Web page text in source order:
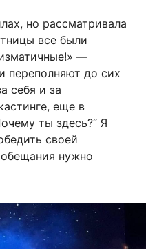
но рассматривала
все были
—
переполняют до сих
себя и за
еще в
ты здесь?“ Я
своей
нужно